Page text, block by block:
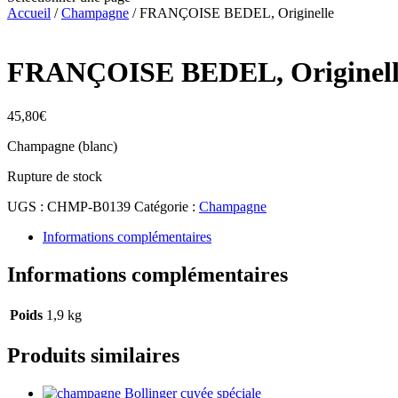
Accueil /Champagne / FRANÇOISE BEDEL, Originelle
FRANÇOISE BEDEL,
45,80€
Champagne (blanc)
Rupture de stock
UGS : CHMP-B0139 Catégorie : Champagne
Informations complémentaires
Informations complémentaires
Poids 1,9 kg
Produits similaires